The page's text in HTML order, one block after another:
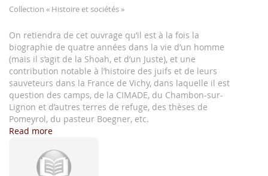
gallery
Collection « Histoire et sociétés »
On retiendra de cet ouvrage qu’il est à la fois la
biographie de quatre années dans la vie d’un homme
(mais il s’agit de la Shoah, et d’un Juste), et une
contribution notable à l’histoire des juifs et de leurs
sauveteurs dans la France de Vichy, dans laquelle il est
question des camps, de la CIMADE, du Chambon-sur-
Lignon et d’autres terres de refuge, des thèses de
Pomeyrol, du pasteur Boegner, etc.
Read more